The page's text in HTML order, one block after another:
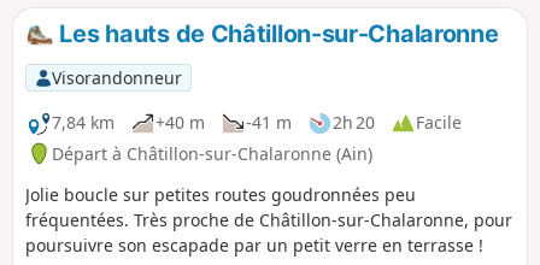
Les hauts de Châtillon-sur-Chalaronne
Visorandonneur
7,84 km
+40 m -41 m 2h 20
Facile
Départ à Châtillon-sur-Chalaronne (Ain)
Jolie boucle sur petites routes goudronnées peu
fréquentées. Très proche de Châtillon-sur-Chalaronne, pour
poursuivre son escapade par un petit verre en terrasse !